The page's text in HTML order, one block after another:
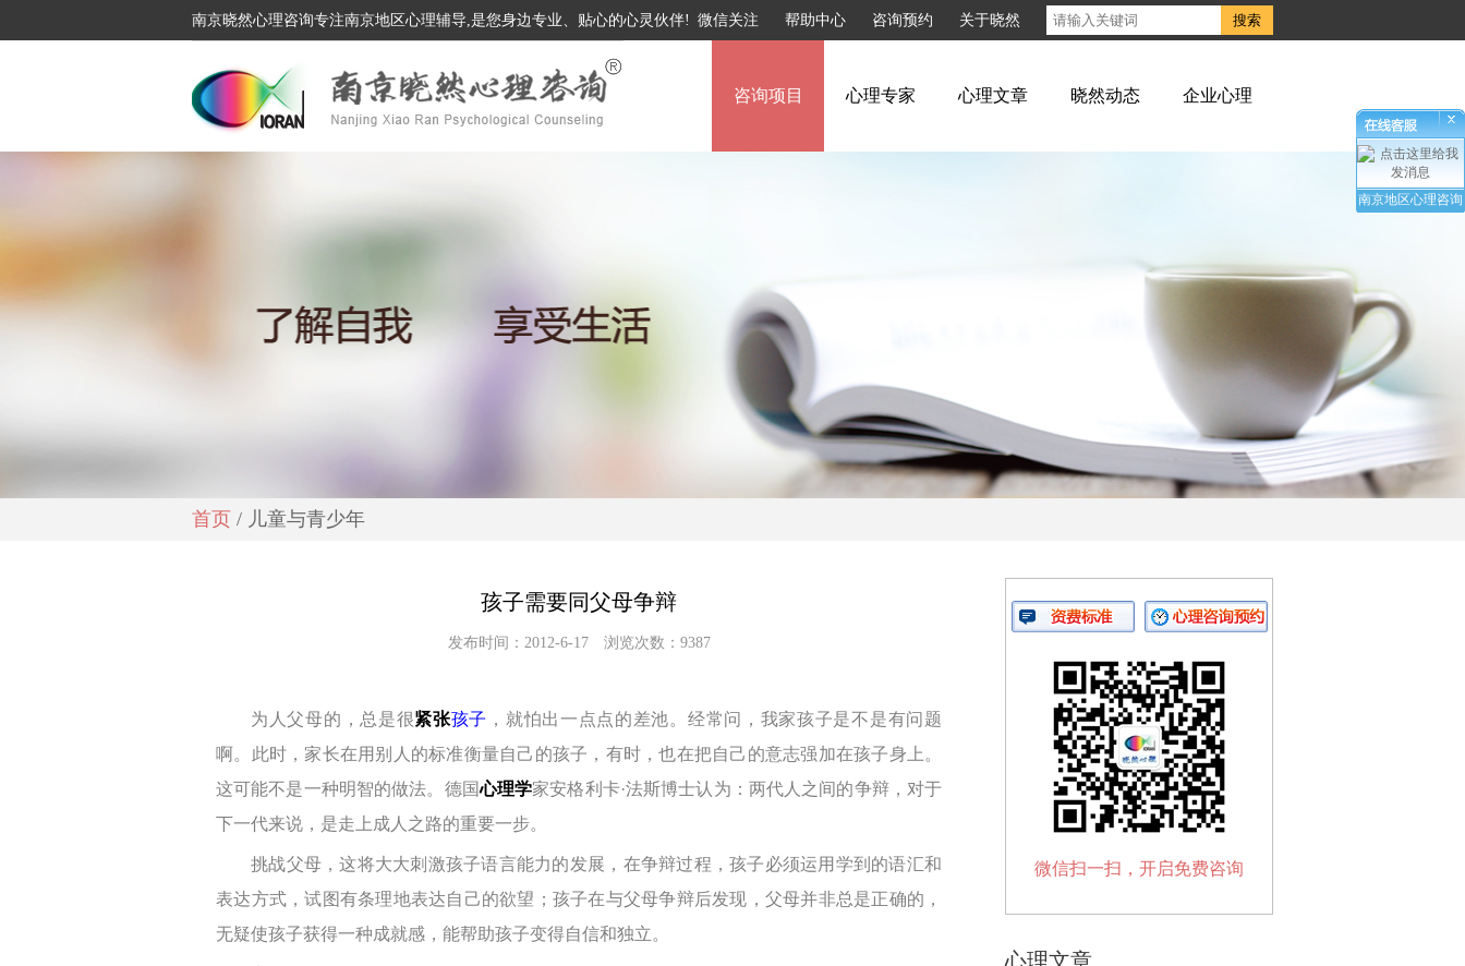
南京晓然心理咨询专注南京地区心理辅导,是您身边专业、贴心的心灵伙伴! 微信关注 帮助中心 咨询预约 关于晓然
咨询项目 心理专家 心理文章 晓然动态 企业心理
首页 / 儿童与青少年
孩子需要同父母争辩
发布时间：2012-6-17 浏览次数：9387
为人父母的，总是很紧张孩子 ，就怕出一点点的差池。经常问，我家孩子是不是有问题
啊。此时，家长在用别人的标准衡量自己的孩子，有时，也在把自己的意志强加在孩子身上 。
这可能不是一种明智的做法。德国心理学家安格利卡·法斯博士认为： 两代人之间的争辩，对于
下一代来说，是走上成人之路的重要一步。
挑战父母，这将大大刺激孩子语言能力的发展，在争辩过程，孩子必须运用学到的语汇和
表达方式，试图有条理地表达自己的欲望；孩子在与父母争辩后发现， 父母并非总是正确的 ，
无疑使孩子获得一种成就感，能帮助孩子变得自信和独立。
微信扫一扫，开启免费咨询
心理文章
南京地区心理咨询